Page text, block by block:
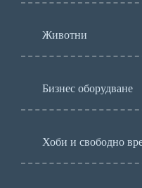
Животни
Бизнес оборудване
Хоби и свободно